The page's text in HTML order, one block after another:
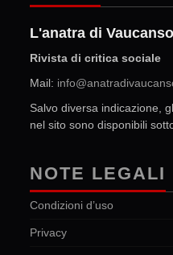
L'anatra di
Rivista di critica sociale
Mail:
Salvo diversa indicazione,
nel sito sono disponibili
NOTE LEGALI
Condizioni d’uso
Privacy